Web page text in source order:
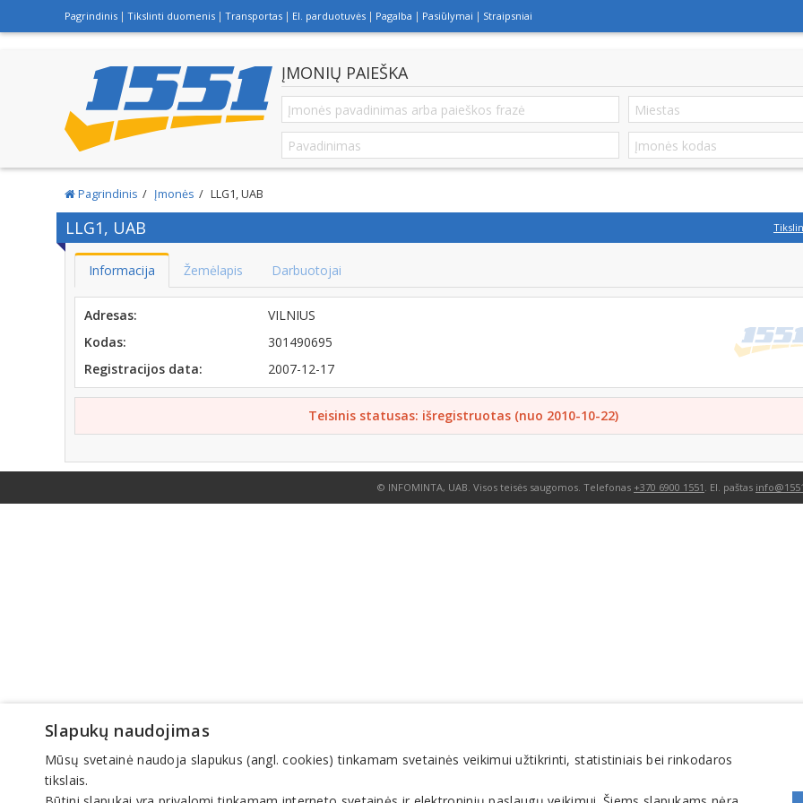
Pagrindinis Tikslinti duomenis Transportas El. parduotuvės Pagalba Pasiūlymai Straipsniai
ĮMONIŲ PAIEŠKA
Pagrindinis Įmonės LLG1, UAB
LLG1, UAB
Informacija Žemėlapis Darbuotojai
Adresas:
VILNIUS
Kodas:
301490695
Registracijos data:
2007-12-17
Teisinis statusas: išregistruotas (nuo 2010-10-22)
© INFOMINTA, UAB. Visos teisės saugomos. Telefonas +370 6900 1551 . El. paštas
Slapukų naudojimas
Mūsų svetainė naudoja slapukus (angl. cookies) tinkamam svetainės veikimui užtikrinti, statistiniais bei rinkodaros
tikslais.